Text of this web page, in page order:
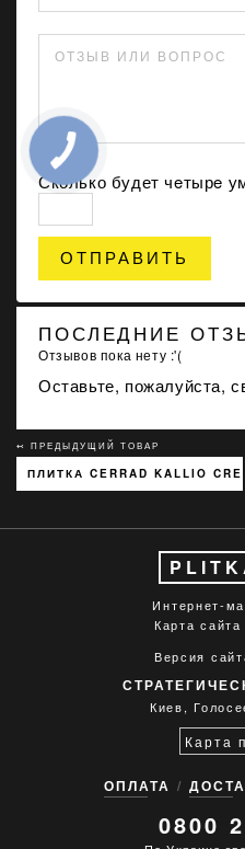
ОТЗЫВ ИЛИ ВОПРОС
Сколько будет чeтырe
ОТПРАВИТЬ
ПОСЛЕДНИЕ
Отзывов пока нету :'(
Оставьте, пожалуйста,
↢ ПРЕДЫДУЩИЙ ТОВАР
ПЛИТКА CERRAD KALLIO
Интернет-
Карта сайта
Версия
Киев,
Карта
ОПЛАТА
0800